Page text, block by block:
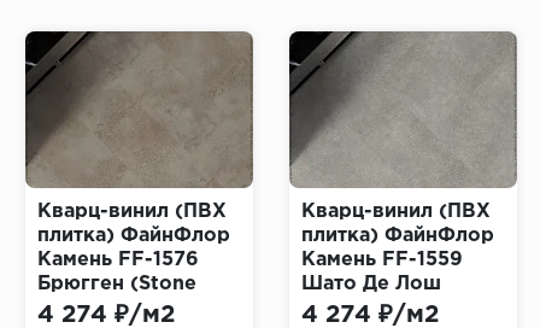
Кварц-винил (ПВХ
плитка) ФайнФлор
Камень FF-1576
Брюгген (Stone
Fine Floor)
4 274 ₽/м2
Кварц-винил (ПВХ
плитка) ФайнФлор
Камень FF-1559
Шато Де Лош
(Stone Fine Floor)
4 274 ₽/м2